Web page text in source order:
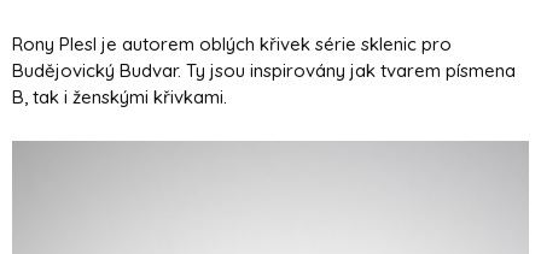
Rony Plesl je autorem oblých křivek série sklenic pro
Budějovický Budvar. Ty jsou inspirovány jak tvarem písmena
B, tak i ženskými křivkami.